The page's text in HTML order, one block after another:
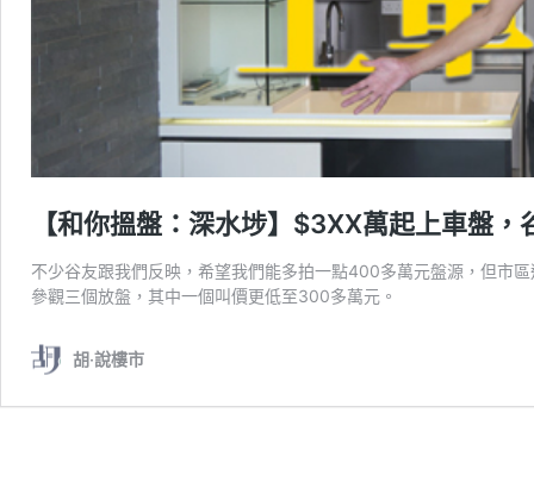
【和你搵盤：深水埗】$3XX萬起上車盤
不少谷友跟我們反映，希望我們能多拍一點400多萬元盤源，但市
參觀三個放盤，其中一個叫價更低至300多萬元。
胡‧說樓市